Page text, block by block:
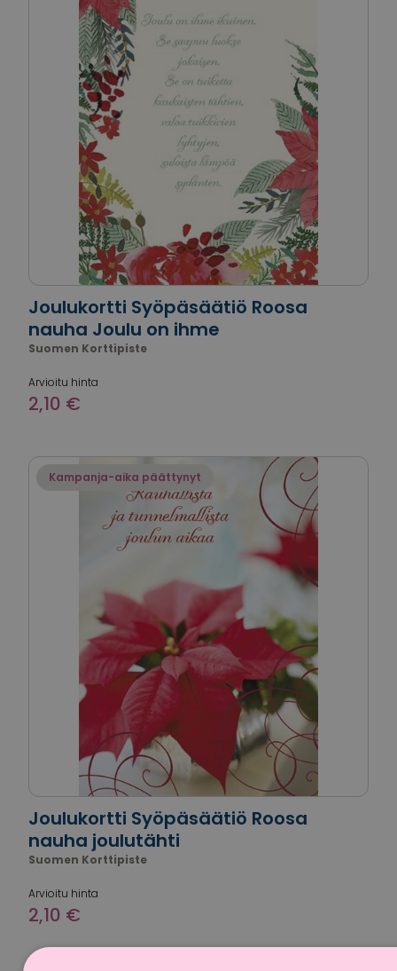
Joulukortti Syöpäsäätiö Roosa
nauha Joulu on ihme
Suomen Korttipiste
Arvioitu hinta
2,10 €
Kampanja-aika päättynyt
Joulukortti Syöpäsäätiö Roosa
nauha joulutähti
Suomen Korttipiste
Arvioitu hinta
2,10 €